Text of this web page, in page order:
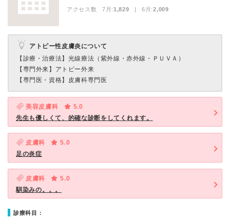
アクセス数 7月:1,829 | 6月:2,009
アトピー性皮膚炎について
【診療・治療法】 光線療法（紫外線・赤外線・ＰＵＶＡ）
【専門外来】 アトピー外来
【専門医・資格】 皮膚科専門医
美容皮膚科
5.0
先生も優しくて、的確な診断をしてくれます。
皮膚科
5.0
足の炎症
皮膚科
5.0
馴染みの。。。
診療科目：